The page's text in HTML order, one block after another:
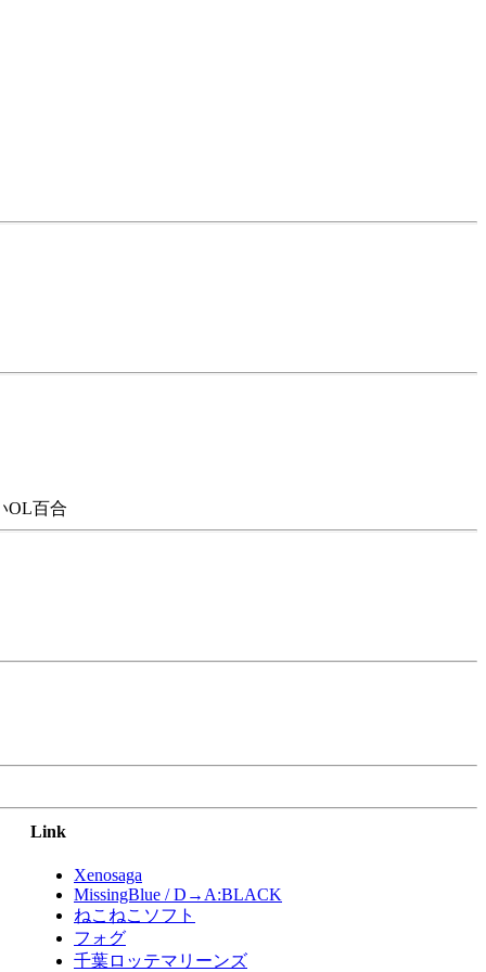
OL百合
Link
Xenosaga
MissingBlue / D→A:BLACK
ねこねこソフト
フォグ
千葉ロッテマリーンズ